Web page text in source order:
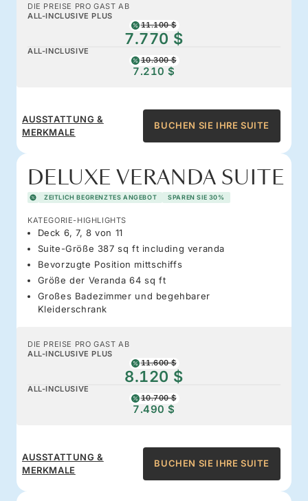
DIE PREISE PRO GAST AB
ALL-INCLUSIVE PLUS
11.100 $
7.770 $
ALL-INCLUSIVE
10.300 $
7.210 $
AUSSTATTUNG &
MERKMALE
BUCHEN SIE IHRE SUITE
DELUXE VERANDA SUITE
ZEITLICH BEGRENZTES ANGEBOT SPAREN SIE 30%
KATEGORIE-HIGHLIGHTS
Deck 6, 7, 8 von 11
Suite-Größe 387 sq ft including veranda
Bevorzugte Position mittschiffs
Größe der Veranda 64 sq ft
Großes Badezimmer und begehbarer
Kleiderschrank
DIE PREISE PRO GAST AB
ALL-INCLUSIVE PLUS
11.600 $
8.120 $
ALL-INCLUSIVE
10.700 $
7.490 $
AUSSTATTUNG &
MERKMALE
BUCHEN SIE IHRE SUITE